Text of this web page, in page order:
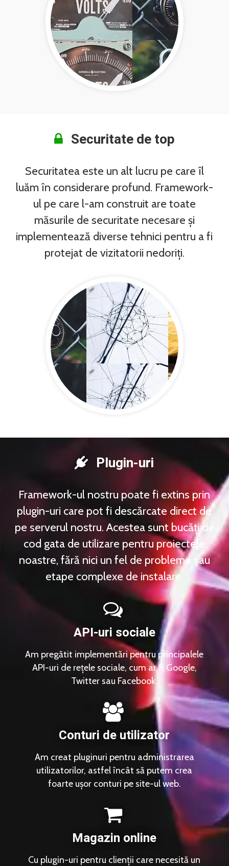
Securitate de top
Securitatea este un alt lucru pe care îl
luăm în considerare profund. Framework-
ul pe care l-am construit are toate
măsurile de securitate necesare și
implementează diverse tehnici pentru a fi
protejat de vizitatorii nedoriți.
Plugin-uri
Framework-ul nostru poate fi extins prin
plugin-uri care pot fi descărcate direct de
pe serverul nostru. Acestea sunt bucăți de
cod gata de utilizare pentru proiectele
noastre, fără nici un fel de probleme sau
etape complexe de instalare.
API-uri sociale
Am pregătit implementări pentru principalele
API-uri de rețele sociale, cum ar fi Google,
Twitter sau Facebook.
Conturi de utilizator
Am creat pluginuri pentru administrarea
utilizatorilor, astfel încât să putem crea
foarte ușor conturi pe site-ul web.
Magazin online
Cu plugin-uri pentru clienții care necesită un